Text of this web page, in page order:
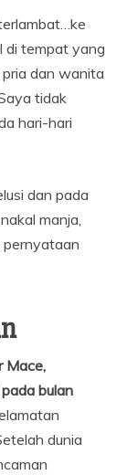
di tempat yang
dan wanita
tidak
hari-hari
dan pada
manja,
pernyataan
Mace,
bulan
dunia